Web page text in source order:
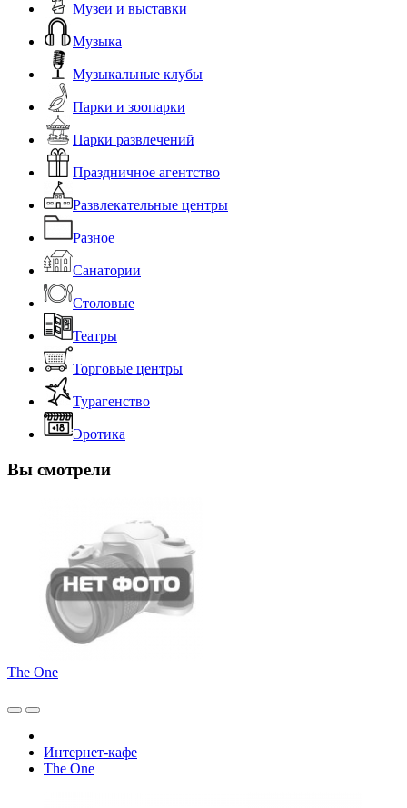
Музеи и выставки
Музыка
Музыкальные клубы
Парки и зоопарки
Парки развлечений
Праздничное агентство
Развлекательные центры
Разное
Санатории
Столовые
Театры
Торговые центры
Турагенство
Эротика
Вы смотрели
The One
Интернет-кафе
The One